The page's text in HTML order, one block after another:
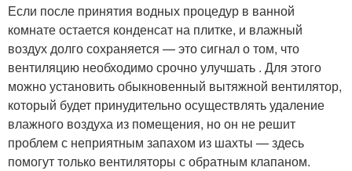
Если после принятия водных процедур в ванной
комнате остается конденсат на плитке, и влажный
воздух долго сохраняется — это сигнал о том, что
вентиляцию необходимо срочно улучшать . Для этого
можно установить обыкновенный вытяжной вентилятор,
который будет принудительно осуществлять удаление
влажного воздуха из помещения, но он не решит
проблем с неприятным запахом из шахты — здесь
помогут только вентиляторы с обратным клапаном.